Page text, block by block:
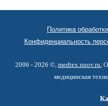
Политика
Конфиденциальность
2006 - 2026 ©, medtex.nnov.ru ,
медицинская